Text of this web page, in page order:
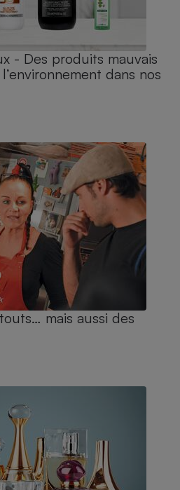
- Des produits mauvais
dans nos
mais aussi des